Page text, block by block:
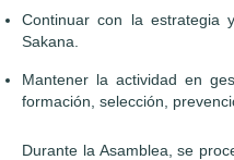
Continuar con la estrategia
Sakana.
Mantener la actividad en
formación, selección,
Durante la Asamblea, se